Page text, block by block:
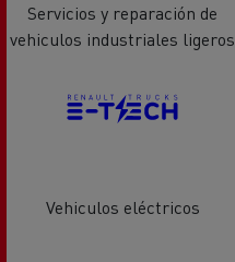
Servicios y reparación de
vehiculos industriales ligeros
Vehiculos eléctricos